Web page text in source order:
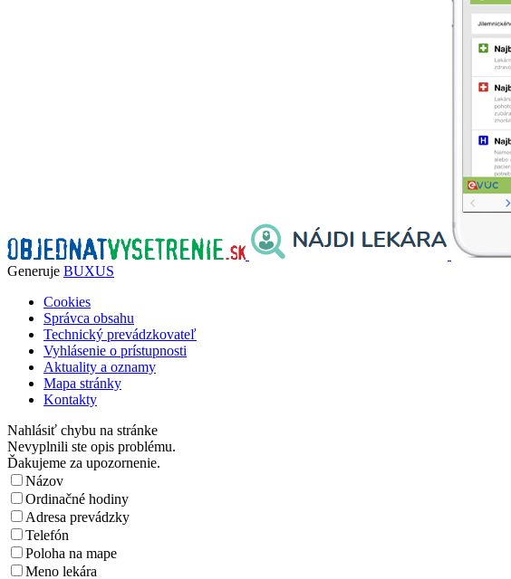
Generuje BUXUS
Cookies
Správca obsahu
Technický prevádzkovateľ
Vyhlásenie o prístupnosti
Aktuality a oznamy
Mapa stránky
Kontakty
Nahlásiť chybu na stránke
Nevyplnili ste opis problému.
Ďakujeme za upozornenie.
Názov
Ordinačné hodiny
Adresa prevádzky
Telefón
Poloha na mape
Meno lekára